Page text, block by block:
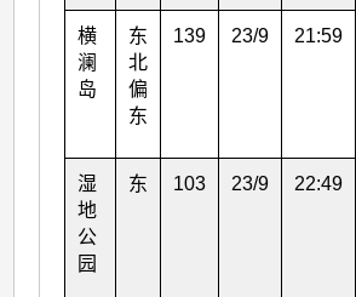
横
澜
岛
东
北
偏
东
139 23/9 21:59
湿
地
公
园
东 103 23/9 22:49